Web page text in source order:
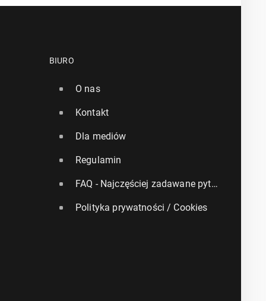
BIURO
O nas
Kontakt
Dla mediów
Regulamin
FAQ - Najczęściej zadawane pytania
Polityka prywatności / Cookies